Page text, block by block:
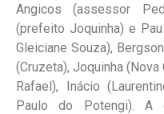
Angicos (assessor
(prefeito Joquinha) e
Gleiciane Souza),
(Cruzeta), Joquinha (Nova
Rafael), Inácio
Paulo do Potengi). A